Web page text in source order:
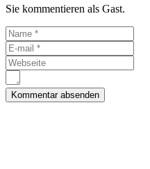
Sie kommentieren als Gast.